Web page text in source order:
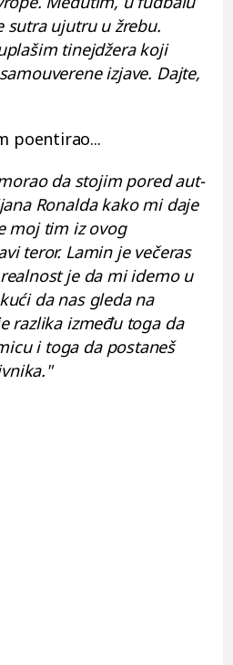
sutra ujutru u žrebu.
tinejdžera koji
izjave. Dajte,
poentirao...
da stojim pored aut-
Ronalda kako mi daje
moj tim iz ovog
teror. Lamin je večeras
je da mi idemo u
da nas gleda na
razlika između toga da
i toga da postaneš